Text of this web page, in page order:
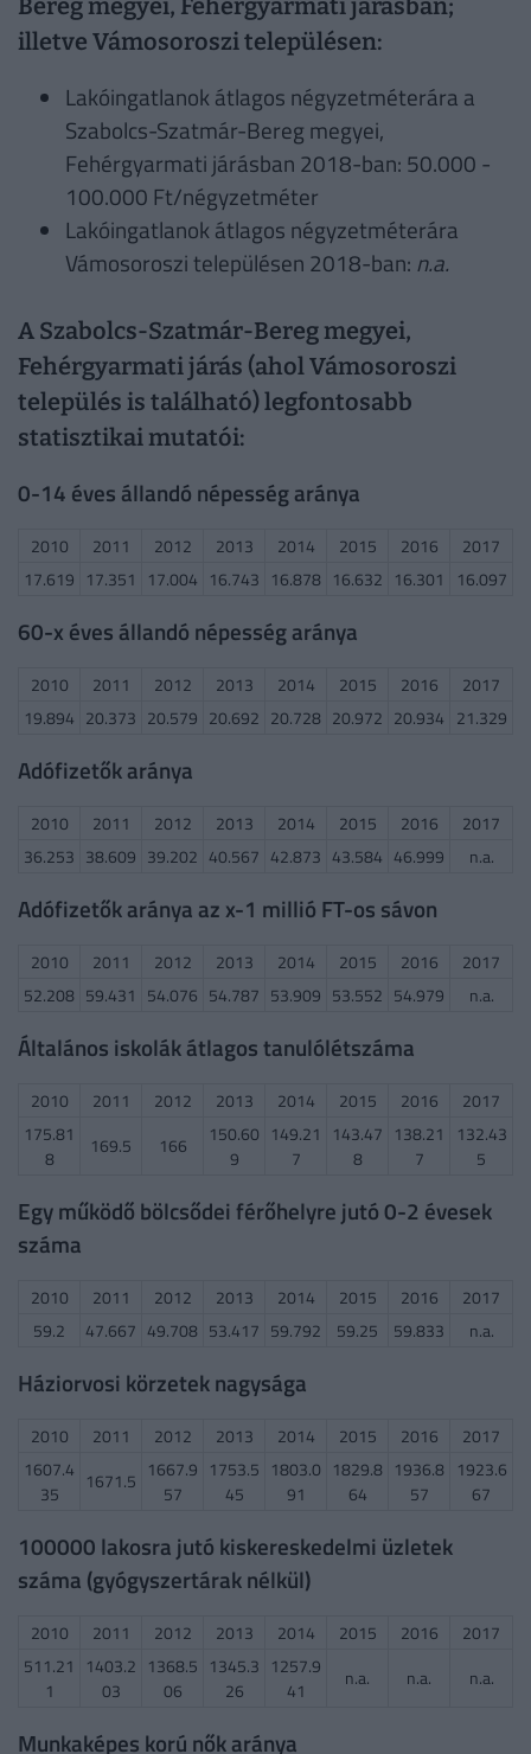
illetve Vámosoroszi településen:
Lakóingatlanok átlagos négyzetméterára a
Szabolcs-Szatmár-Bereg megyei,
Fehérgyarmati járásban 2018-ban: 50.000 -
100.000 Ft/négyzetméter
Lakóingatlanok átlagos négyzetméterára
Vámosoroszi településen 2018-ban: n.a.
A Szabolcs-Szatmár-Bereg megyei,
Fehérgyarmati járás (ahol Vámosoroszi
település is található) legfontosabb
statisztikai mutatói:
0-14 éves állandó népesség aránya
2010 2011 2012 2013 2014 2015 2016
2017
17.619 17.351 17.004 16.743 16.878 16.632 16.301 16.097
60-x éves állandó népesség aránya
2010 2011 2012 2013 2014 2015 2016
2017
19.894 20.373 20.579 20.692 20.728 20.972 20.934 21.329
Adófizetők aránya
2010 2011 2012 2013 2014 2015 2016
2017
36.253 38.609 39.202 40.567 42.873 43.584 46.999 n.a.
Adófizetők aránya az x-1 millió FT-os sávon
2010 2011 2012 2013 2014 2015 2016
2017
52.208 59.431 54.076 54.787 53.909 53.552 54.979 n.a.
Általános iskolák átlagos tanulólétszáma
2010 2011 2012 2013 2014 2015 2016
2017
175.81
8
169.5 166
150.60
9
149.21
7
143.47
8
138.21
7
132.43
5
Egy működő bölcsődei férőhelyre jutó 0-2 évesek
száma
2010 2011 2012 2013 2014 2015 2016
2017
59.2
47.667 49.708 53.417 59.792 59.25 59.833 n.a.
Háziorvosi körzetek nagysága
2010 2011 2012 2013 2014 2015 2016
2017
1607.4
35
1671.5 1667.9
57
1753.5
45
1803.0
91
1829.8
64
1936.8
57
1923.6
67
100000 lakosra jutó kiskereskedelmi üzletek
száma (gyógyszertárak nélkül)
2010 2011 2012 2013 2014 2015 2016
2017
511.21
1
1403.2
03
1368.5
06
1345.3
26
1257.9
41
n.a. n.a. n.a.
Munkaképes korú nők aránya